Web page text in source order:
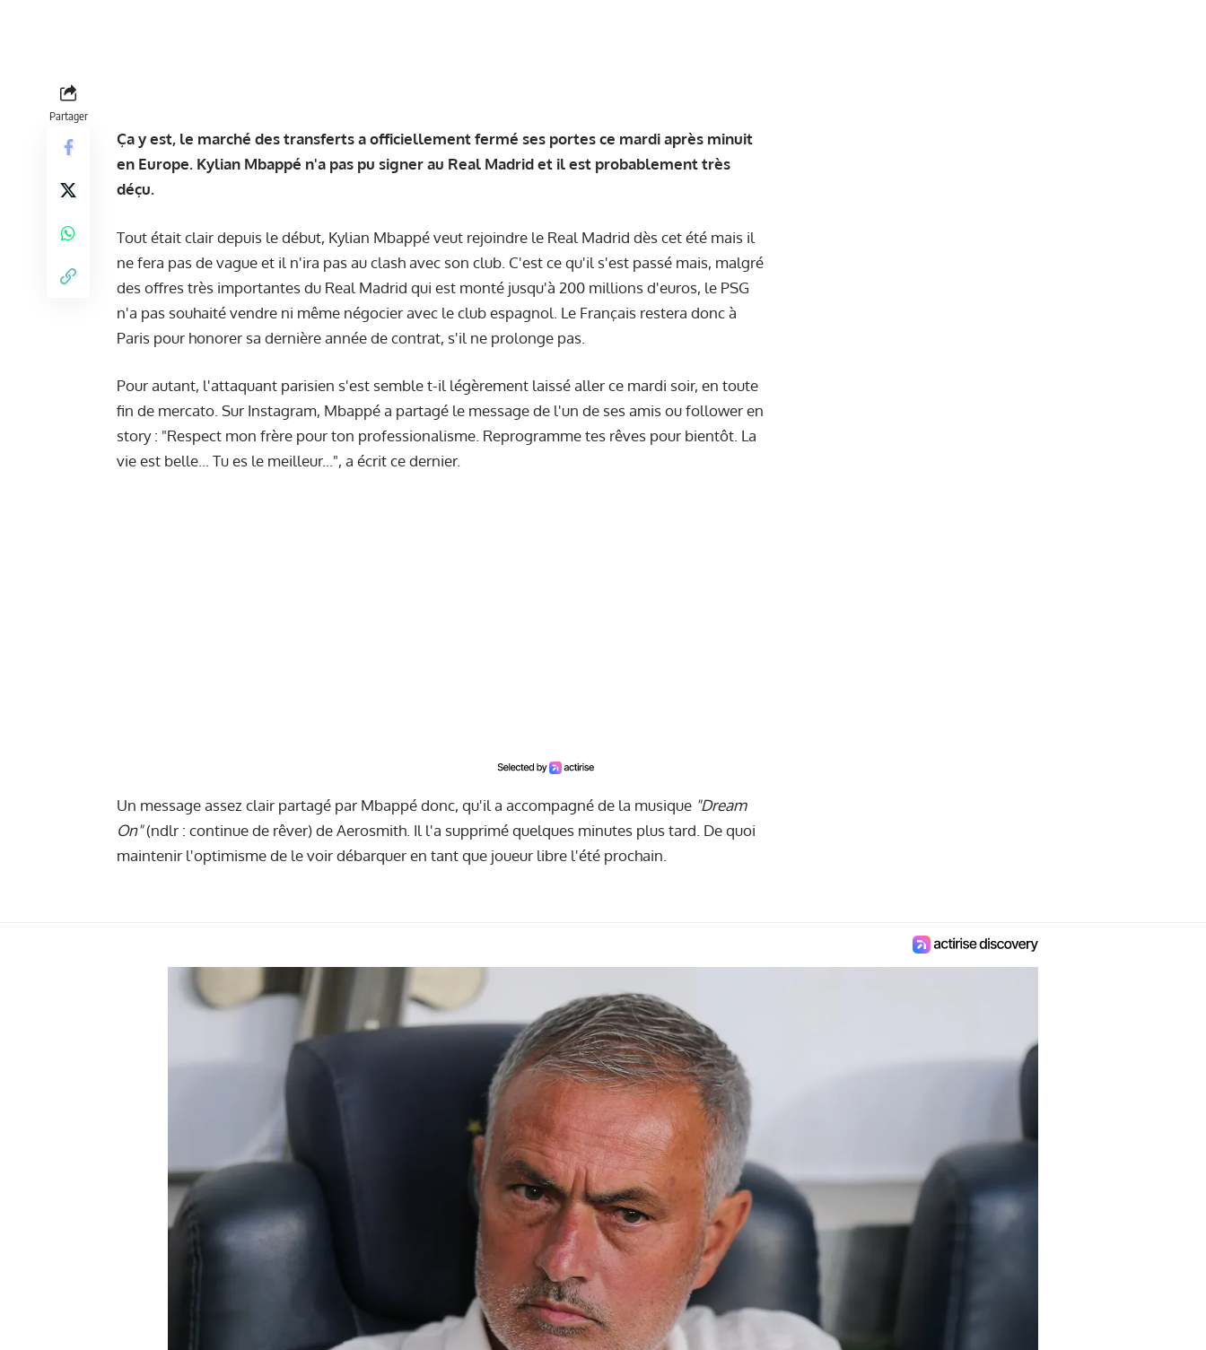
Partager
Ça y est, le marché des transferts a officiellement fermé ses portes ce mardi après minuit
en Europe. Kylian Mbappé n'a pas pu signer au Real Madrid et il est probablement très
déçu.
Tout était clair depuis le début, Kylian Mbappé veut rejoindre le Real Madrid dès cet été mais il
ne fera pas de vague et il n'ira pas au clash avec son club. C'est ce qu'il s'est passé mais, malgré
des offres très importantes du Real Madrid qui est monté jusqu'à 200 millions d'euros, le PSG
n'a pas souhaité vendre ni même négocier avec le club espagnol. Le Français restera donc à
Paris pour honorer sa dernière année de contrat, s'il ne prolonge pas
Pour autant, l'attaquant parisien s'est semble t-il légèrement laissé aller ce mardi soir, en toute
fin de mercato. Sur Instagram, Mbappé a partagé le message de l'un de ses amis ou follower en
story : "Respect mon frère pour ton professionalisme. Reprogramme tes rêves pour bientôt. La
vie est belle... Tu es le meilleur...", a écrit ce dernier.
Un message assez clair partagé par Mbappé donc, qu'il a accompagné de la musique "Dream
On"(ndlr : continue de rêver) de Aerosmith. Il l'a supprimé quelques minutes plus tard. De quoi
maintenir l'optimisme de le voir débarquer en tant que joueur libre l'été prochain.